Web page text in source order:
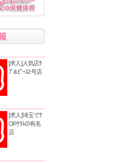
[求人]人気店ﾗ
ﾌﾞ&ﾋﾟｰｽ2号店
[求人]埼玉でT
OPｸﾗｽの有名
店